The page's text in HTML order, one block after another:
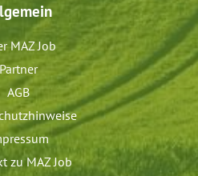
MAZ Job
Partner
AGB
zu MAZ Job